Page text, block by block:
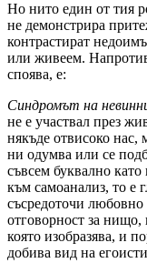
Но нито един от тия
не демонстрира
контрастират
или живеем.
споява, е:
Синдромът на
не е участвал през
някъде отвисоко нас,
ни одумва или се
съвсем буквално
към самоанализ, то е
съсредоточи
отговорност за нищо,
която изобразява, и
добива вид на